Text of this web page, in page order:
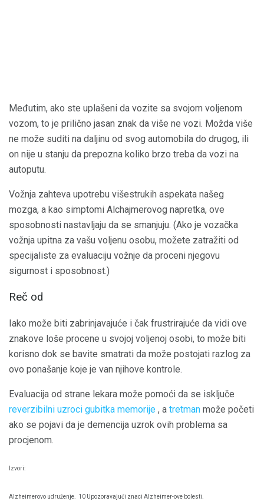
Međutim, ako ste uplašeni da vozite sa svojom voljenom
vozom, to je prilično jasan znak da više ne vozi. Možda više
ne može suditi na daljinu od svog automobila do drugog, ili
on nije u stanju da prepozna koliko brzo treba da vozi na
autoputu.
Vožnja zahteva upotrebu višestrukih aspekata našeg
mozga, a kao simptomi Alchajmerovog napretka, ove
sposobnosti nastavljaju da se smanjuju. (Ako je vozačka
vožnja upitna za vašu voljenu osobu, možete zatražiti od
specijaliste za evaluaciju vožnje da proceni njegovu
sigurnost i sposobnost.)
Reč od
Iako može biti zabrinjavajuće i čak frustrirajuće da vidi ove
znakove loše procene u svojoj voljenoj osobi, to može biti
korisno dok se bavite smatrati da može postojati razlog za
ovo ponašanje koje je van njihove kontrole.
Evaluacija od strane lekara može pomoći da se isključe
reverzibilni uzroci gubitka memorije , a tretman može početi
ako se pojavi da je demencija uzrok ovih problema sa
procjenom.
Izvori:
Alzheimerovo udruženje. 10 Upozoravajući znaci Alzheimer-ove bolesti.